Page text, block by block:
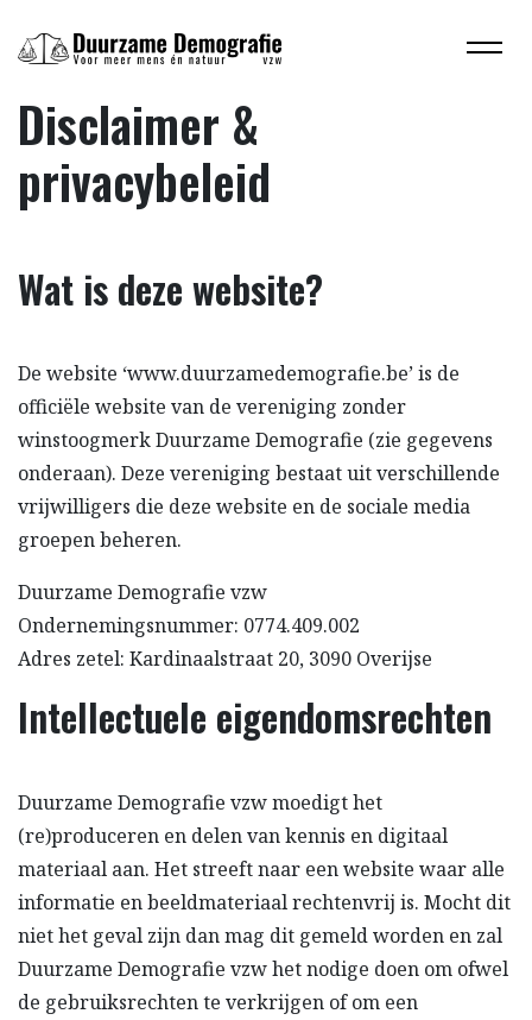
Disclaimer &
privacybeleid
Wat is deze website?
De website ‘www.duurzamedemografie.be’ is de
officiële website van de vereniging zonder
winstoogmerk Duurzame Demografie (zie gegevens
onderaan). Deze vereniging bestaat uit verschillende
vrijwilligers die deze website en de sociale media
groepen beheren.
Duurzame Demografie vzw
Ondernemingsnummer: 0774.409.002
Adres zetel: Kardinaalstraat 20, 3090 Overijse
Intellectuele eigendomsrechten
Duurzame Demografie vzw moedigt het
(re)produceren en delen van kennis en digitaal
materiaal aan. Het streeft naar een website waar alle
informatie en beeldmateriaal rechtenvrij is. Mocht dit
niet het geval zijn dan mag dit gemeld worden en zal
Duurzame Demografie vzw het nodige doen om ofwel
de gebruiksrechten te verkrijgen of om een